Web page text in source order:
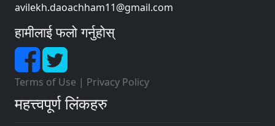
avilekh.daoachham11@gmail.com
हामीलाई फलो गर्नुहोस्
Terms of Use | Privacy Policy
महत्त्वपूर्ण लिंकहरु